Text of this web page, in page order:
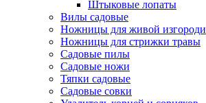
Штыковые лопаты
Вилы садовые
Ножницы для живой изгороди
Ножницы для стрижки травы
Садовые пилы
Садовые ножи
Тяпки садовые
Садовые совки